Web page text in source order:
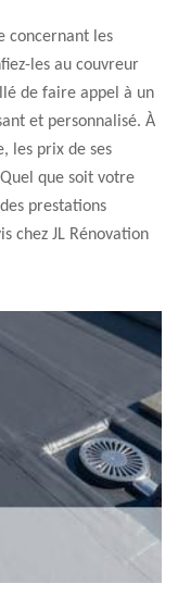
concernant les
les au couvreur
de faire appel à un
et personnalisé. À
les prix de ses
que soit votre
prestations
chez JL Rénovation